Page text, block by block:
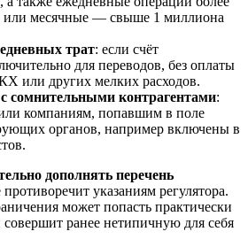
или месячные — свыше 1 миллиона
трат: если счёт
для переводов, без оплаты
или других мелких расходов.
сомнительными контрагентами:
компаниям, попавшим в поле
органов, например включены в
дополнять перечень
противоречит указаниям регулятора.
может попасть практически
ранее нетипичную для себя